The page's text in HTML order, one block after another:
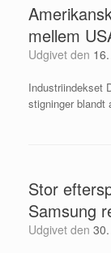
mellem
Udgivet den
Industriindekset
stigninger blandt
Stor
Samsung
Udgivet den